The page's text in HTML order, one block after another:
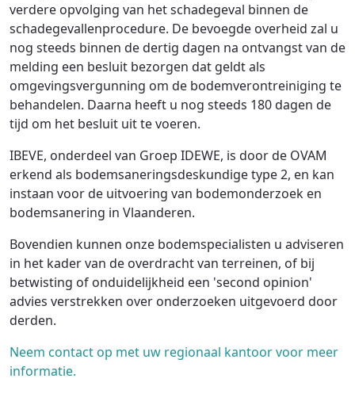
verdere opvolging van het schadegeval binnen de
schadegevallenprocedure. De bevoegde overheid zal u
nog steeds binnen de dertig dagen na ontvangst van de
melding een besluit bezorgen dat geldt als
omgevingsvergunning om de bodemverontreiniging te
behandelen. Daarna heeft u nog steeds 180 dagen de
tijd om het besluit uit te voeren.
IBEVE, onderdeel van Groep IDEWE, is door de OVAM
erkend als bodemsaneringsdeskundige type 2, en kan
instaan voor de uitvoering van bodemonderzoek en
bodemsanering in Vlaanderen.
Bovendien kunnen onze bodemspecialisten u adviseren
in het kader van de overdracht van terreinen, of bij
betwisting of onduidelijkheid een 'second opinion'
advies verstrekken over onderzoeken uitgevoerd door
derden.
Neem contact op met uw regionaal kantoor voor meer
informatie.